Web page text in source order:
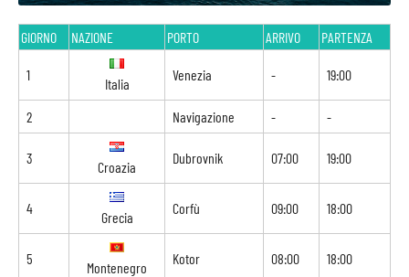
GIORNO NAZIONE PORTO ARRIVO PARTENZA
1
Italia
Venezia - 19:00
2 Navigazione - -
3
Croazia
Dubrovnik 07:00 19:00
4
Grecia
Corfù 09:00 18:00
5
Montenegro
Kotor 08:00 18:00